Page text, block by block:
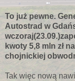
To już pewne.
Autostrad w
kwoty 5,8 mln zł
chojnickiej
Tak więc nową